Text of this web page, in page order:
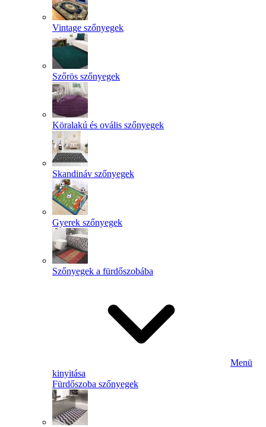
Vintage szőnyegek
Szőrös szőnyegek
Köralakú és ovális szőnyegek
Skandináv szőnyegek
Gyerek szőnyegek
Szőnyegek a fürdőszobába
Menü
kinyitása
Fürdőszoba szőnyegek